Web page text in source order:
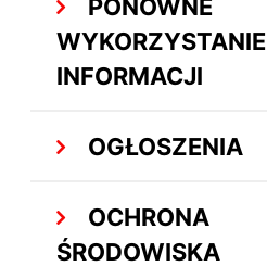
PONOWNE
WYKORZYSTANIE
INFORMACJI
OGŁOSZENIA
OCHRONA
ŚRODOWISKA